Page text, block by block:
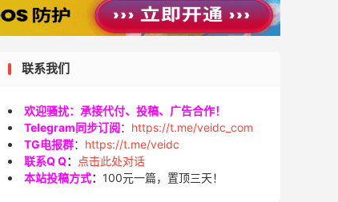
联系我们
欢迎骚扰：承接代付、投稿、广告合作！
Telegram同步订阅： https://t.me/veidc_com
TG电报群： https://t.me/veidc
联系Q Q：
点击此处对话
本站投稿方式： 100元一篇，置顶三天！